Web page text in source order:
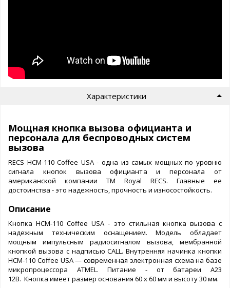
Характеристики
Мощная кнопка вызова официанта и
персонала для беспроводных систем
вызова
RECS HCM-110 Coffee USA - одна из самых мощных по уровню
сигнала кнопок вызова официанта и персонала от
американской компании ТМ Royal RECS. Главные ее
достоинства - это надежность, прочность и износостойкость.
Описание
Кнопка HCM-110 Coffee USA - это стильная кнопка вызова с
надежным техническим оснащением. Модель обладает
мощным импульсным радиосигналом вызова, мембранной
кнопкой вызова с надписью CALL. Внутренняя начинка кнопки
HCM-110 Coffee USA — современная электронная схема на базе
микропроцессора ATMEL. Питание - от батареи A23
12B. Кнопка имеет размер основания 60 х 60 мм и высоту 30 мм.